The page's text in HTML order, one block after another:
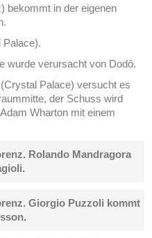
bekommt in der eigenen
Palace).
wurde verursacht von Dodô.
Palace) versucht es
der Schuss wird
Wharton mit einem
Rolando Mandragora
Giorgio Puzzoli kommt